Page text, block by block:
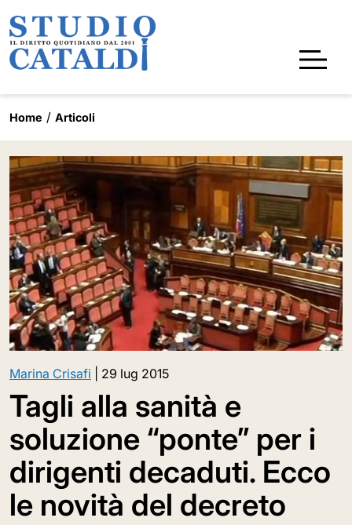
Home Articoli
Marina Crisafi 29 lug 2015
Tagli alla sanità e
soluzione “ponte” per i
dirigenti decaduti. Ecco
le novità del decreto